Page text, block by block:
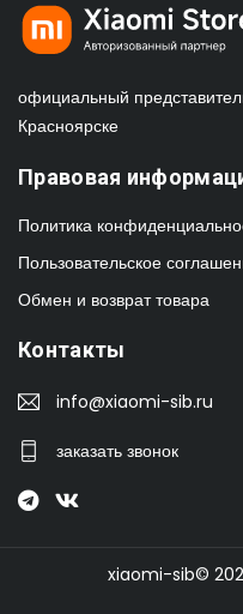
официальный
Красноярске
Правовая
Политика
Пользовательское
Обмен и возврат товара
Контакты
info@xiaomi-sib.ru
заказать звонок
xiaomi-sib©